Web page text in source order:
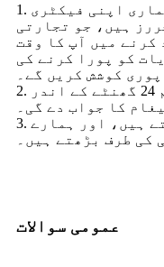
1. تیز ترسیل کا وقت: ہمارے پاس ہماری اپنی فیکٹری
ہیں، جو تجارتی
کرنے میں آپ کا وقت
کو پورا کرنے کی
پوری کوشش کریں گے۔
2. ایک پیشہ ور آن لائن سروس ٹیم 24 گھنٹے کے اندر
کا جواب دے گی۔
3. ہم سب سے پہلے گاہک کو مانتے ہیں، اور ہمارے
کی طرف بڑھتے ہیں۔
عمومی سوالات